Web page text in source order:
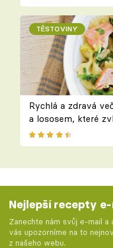
TĚSTOVINY
Rychlá a zdravá
a lososem, které
Nejlepší recepty
Zanechte nám svůj e-mail a
vás upozorníme na to
z našeho webu.